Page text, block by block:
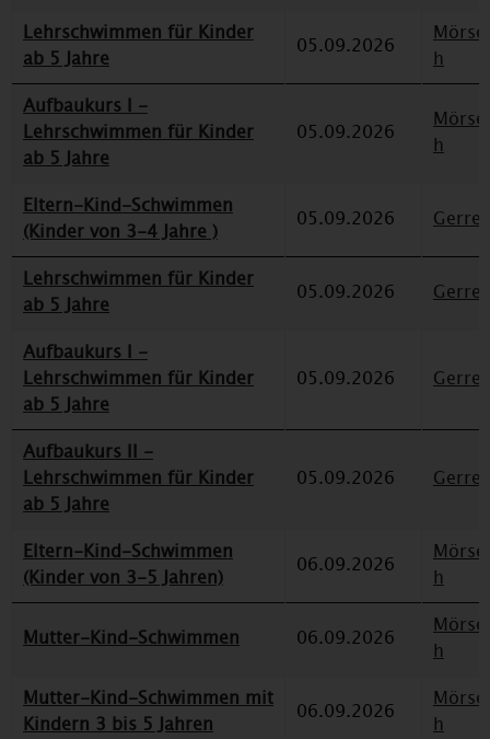
Lehrschwimmen für Kinder
ab 5 Jahre
05.09.2026
h
Aufbaukurs I -
Lehrschwimmen für Kinder
ab 5 Jahre
05.09.2026
h
Eltern-Kind-Schwimmen
(Kinder von 3-4 Jahre )
05.09.2026
Lehrschwimmen für Kinder
ab 5 Jahre
05.09.2026
Aufbaukurs I -
Lehrschwimmen für Kinder
ab 5 Jahre
05.09.2026
Aufbaukurs II -
Lehrschwimmen für Kinder
ab 5 Jahre
05.09.2026
Eltern-Kind-Schwimmen
(Kinder von 3-5 Jahren)
06.09.2026
h
Mutter-Kind-Schwimmen 06.09.2026
h
Mutter-Kind-Schwimmen mit
Kindern 3 bis 5 Jahren
06.09.2026
h